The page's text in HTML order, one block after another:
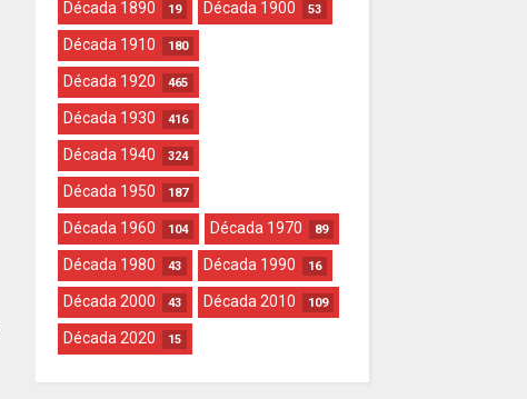
Década 1890 19 Década 1900 53
Década 1910 180
Década 1920 465
Década 1930 416
Década 1940 324
Década 1950 187
Década 1960 104 Década 1970 89
Década 1980 43 Década 1990 16
Década 2000 43 Década 2010 109
Década 2020 15